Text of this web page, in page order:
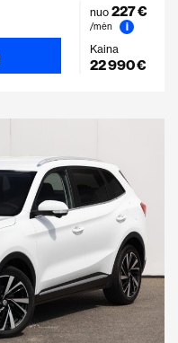
nuo 227 €
/mėn
i
Kaina
22 990 €